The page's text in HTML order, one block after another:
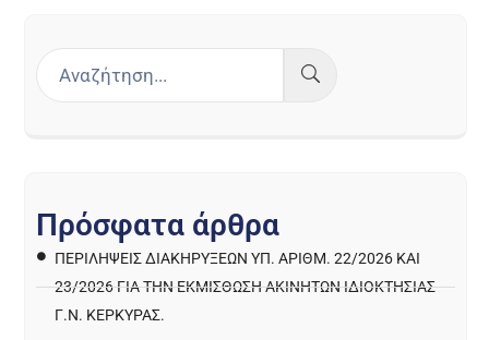
Πρόσφατα άρθρα
ΠΕΡΙΛΉΨΕΙΣ ΔΙΑΚΗΡΎΞΕΩΝ ΥΠ. ΑΡΙΘΜ. 22/2026 ΚΑΙ
23/2026 ΓΙΑ ΤΗΝ ΕΚΜΊΣΘΩΣΗ ΑΚΙΝΉΤΩΝ ΙΔΙΟΚΤΗΣΊΑΣ
Γ.Ν. ΚΈΡΚΥΡΑΣ.